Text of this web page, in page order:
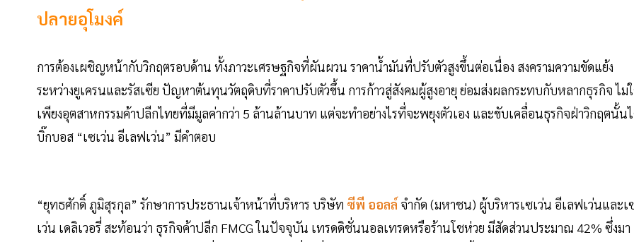
ปลายอุโมงค์
การต้องเผชิญหน้ากับวิกฤตรอบด้าน ทั้งภาวะเศรษฐกิจที่ผันผวน ราคาน้ำมันที่ปรับตัวสูงขึ้นต่อเนื่อง สงครามความขัดแย้ง
ระหว่างยูเครนและรัสเซีย ปัญหาต้นทุนวัตถุดิบที่ราคาปรับตัวขึ้น การก้าวสู่สังคมผู้สูงอายุ ย่อมส่งผลกระทบกับหลากธุรกิจ ไม่
เพียงอุตสาหกรรมค้าปลีกไทยที่มีมูลค่ากว่า 5 ล้านล้านบาท แต่จะทำอย่างไรที่จะพยุงตัวเอง และขับเคลื่อนธุรกิจฝ่าวิกฤตนั้น
บิ๊กบอส “เซเว่น อีเลฟเว่น” มีคำตอบ
“ยุทธศักดิ์ ภูมิสุรกุล” รักษาการประธานเจ้าหน้าที่บริหาร บริษัท ซีพี ออลล์ จำกัด (มหาชน) ผู้บริหารเซเว่น อีเลฟเว่นและเ
เว่น เดลิเวอรี่ สะท้อนว่า ธุรกิจค้าปลีก FMCG ในปัจจุบัน เทรดดิชั่นนอลเทรดหรือร้านโชห่วย มีสัดส่วนประมาณ 42% ซึ่งมา